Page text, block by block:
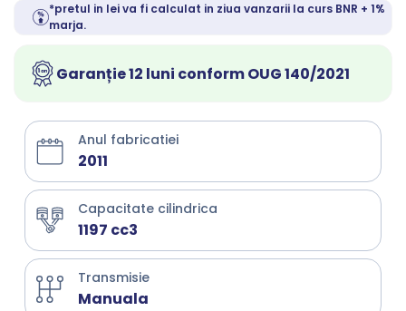
*pretul in lei va fi calculat in ziua vanzarii la curs BNR + 1%
marja.
Garanție 12 luni conform OUG 140/2021
Anul fabricatiei
2011
Capacitate cilindrica
1197 cc3
Transmisie
Manuala